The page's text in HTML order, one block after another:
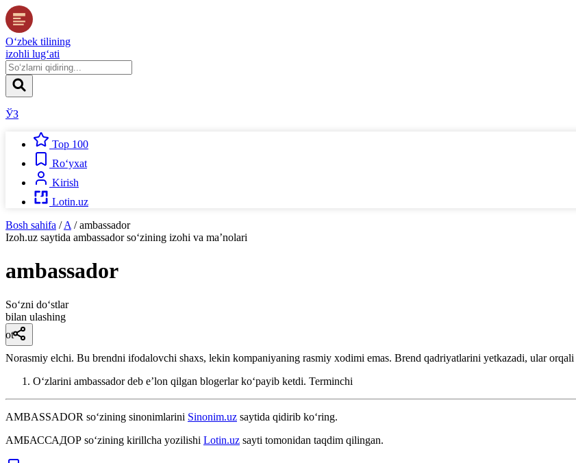
O‘zbek tilining
izohli lug‘ati
ЎЗ
Top 100
Ro‘yxat
Kirish
Lotin.uz
Bosh sahifa / A / ambassador
Izoh.uz saytida ambassadorso‘zining izohi va ma’nolari
ambassador
So‘zni do‘stlar
bilan ulashing
ot
Norasmiy elchi. Bu brendni ifodalovchi shaxs, lekin kompaniyaning rasmiy xodimi emas. Brend qadriyatlarini yetkazadi, ular
O‘zlarini ambassador deb e’lon qilgan blogerlar ko‘payib ketdi. Terminchi
AMBASSADOR so‘zining sinonimlarini Sinonim.uz saytida qidirib ko‘ring.
АМБАССАДОР so‘zining kirillcha yozilishi Lotin.uz sayti tomonidan taqdim qilingan.